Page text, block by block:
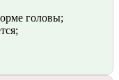
головы;